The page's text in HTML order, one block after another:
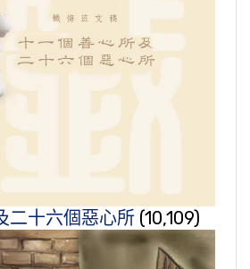
二十六個惡心所 (10,109)